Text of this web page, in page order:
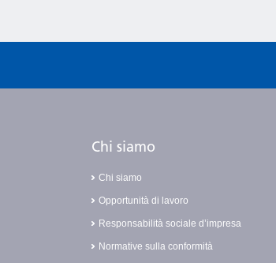
Chi siamo
Chi siamo
Opportunità di lavoro
Responsabilità sociale d’impresa
Normative sulla conformità